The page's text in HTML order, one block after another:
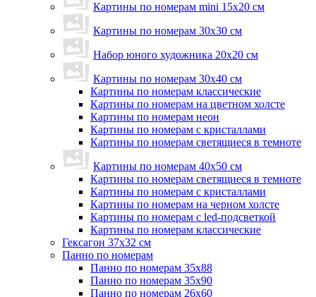
Картины по номерам mini 15х20 см
Картины по номерам 30x30 см
Набор юного художника 20х20 см
Картины по номерам 30х40 см
Картины по номерам классические
Картины по номерам на цветном холсте
Картины по номерам неон
Картины по номерам с кристаллами
Картины по номерам светящиеся в темноте
Картины по номерам 40х50 см
Картины по номерам светящиеся в темноте
Картины по номерам с кристаллами
Картины по номерам на черном холсте
Картины по номерам с led-подсветкой
Картины по номерам классические
Гексагон 37х32 см
Панно по номерам
Панно по номерам 35х88
Панно по номерам 35х90
Панно по номерам 26х60